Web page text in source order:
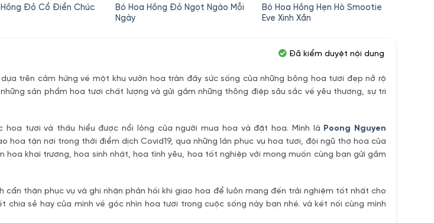
Hồng Đỏ Cổ Điển Chúc
gốc
hiện
Bó Hoa Hồng Đỏ Ngọt Ngào Mỗi
Ngày
gốc
hiện
Bó Hoa Hồng Hẹn Hò Smootie
Eve Xinh Xắn
gốc
là:
hiện
trên cảm hứng về một khu vườn hoa tràn đầy sức sống của những bông hoa tươi đẹp nở rộ
sản phẩm hoa tươi chất lượng và gửi gắm những thông điệp sâu sắc về yêu thương, sự tri
tươi và thấu hiểu được nổi lòng của người mua hoa và đặt hoa. Mình là Poong Nguyen
hoa tận nơi trong thời điểm dịch Covid19, qua những lần phục vụ hoa tươi, đội ngũ thợ hoa của
khai trương, hoa sinh nhật, hoa tình yêu, hoa tốt nghiệp với mong muốn cùng bạn gửi gắm
cẩn thận phục vụ và ghi nhận phản hồi khi giao hoa để luôn mang đến trải nghiệm tốt nhất cho
chia sẻ hay của mình về góc nhìn hoa tươi trong cuộc sống này bạn nhé. và kết nối cùng mình
Đã kiểm duyệt nội dung